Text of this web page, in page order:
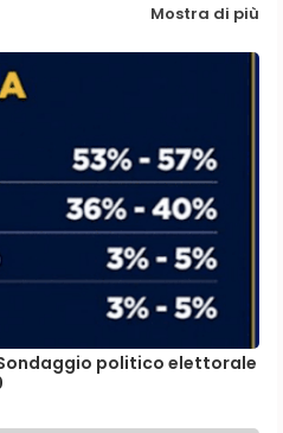
Mostra di più
politico elettorale